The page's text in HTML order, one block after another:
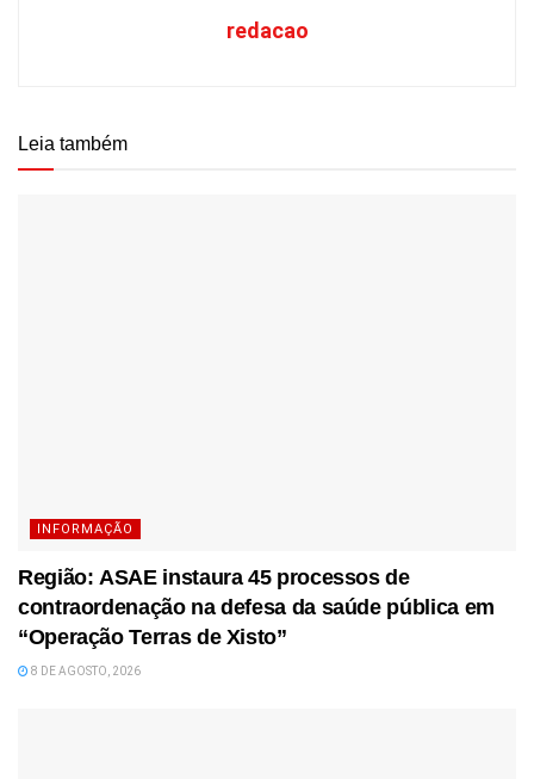
redacao
Leia também
INFORMAÇÃO
Região: ASAE instaura 45 processos de
contraordenação na defesa da saúde pública em
“Operação Terras de Xisto”
8 DE AGOSTO, 2026